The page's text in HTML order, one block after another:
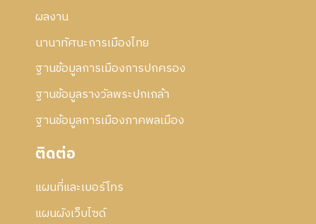
ผลงาน
นานาทัศนะการเมืองไทย
ฐานข้อมูลการเมืองการปกครอง
ฐานข้อมูลรางวัลพระปกเกล้า
ฐานข้อมูลการเมืองภาคพลเมือง
ติดต่อ
แผนที่และเบอร์โทร
แผนผังเว็บไซด์